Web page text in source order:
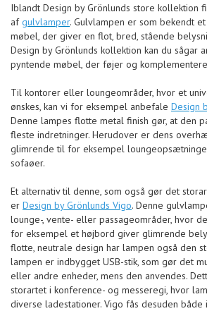
Iblandt Design by Grönlunds store kollektion
afgulvlamper. Gulvlampen er som bekendt
møbel, der giver en flot, bred, stående
Design by Grönlunds kollektion kan du sågar
pyntende møbel, der føjer og
Til kontorer eller loungeområder, hvor et
ønskes, kan vi for eksempel anbefale Design
Denne lampes flotte metal finish gør, at den
fleste indretninger. Herudover er dens
glimrende til for eksempel
sofaøer.
Et alternativ til denne, som også gør det
er Design by Grönlunds Vigo. Denne
lounge-, vente- eller passageområder, hvor
for eksempel et højbord giver glimrende
flotte, neutrale design har lampen også den
lampen er indbygget USB-stik, som gør det
eller andre enheder, mens den anvendes.
storartet i konference- og messeregi, hvor
diverse ladestationer. Vigo fås desuden både